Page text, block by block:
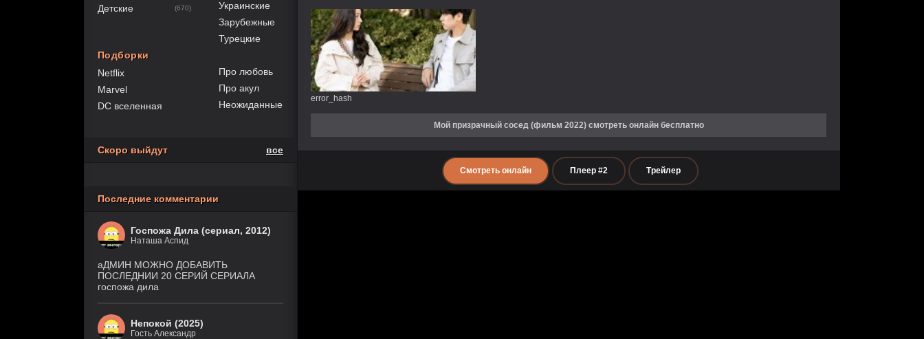
error_hash
Мой призрачный сосед (фильм 2022) смотреть онлайн бесплатно
Смотреть онлайн Плеер #2 Трейлер
Детские (670)
Подборки
Netflix
Marvel
DC вселенная
Украинские
Зарубежные
Турецкие
Про любовь
Про акул
Неожиданные
Скоро выйдут все
Последние комментарии
Госпожа Дила (сериал, 2012)
Наташа Аспид
аДМИН МОЖНО ДОБАВИТЬ
ПОСЛЕДНИИ 20 СЕРИЙ СЕРИАЛА
госпожа дила
Непокой (2025)
Гость Александр